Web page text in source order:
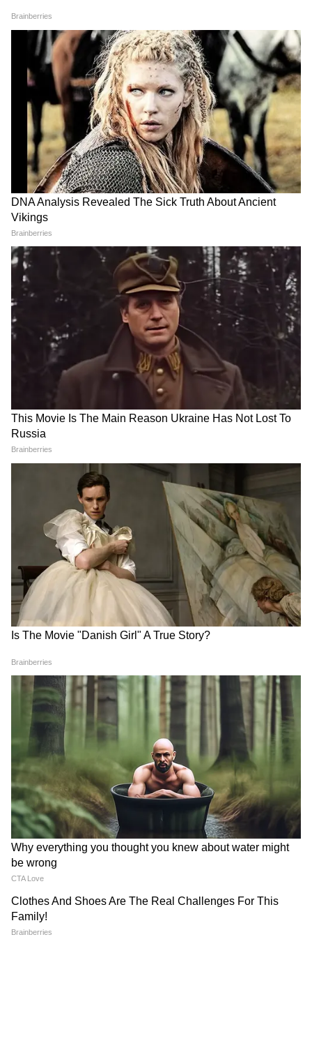
RECOMMENDED STORIES
एक्ट्रेस से रेप केस में 73 साल के
डायरेक्टर शकील नूरानी अरेस्ट, FIR
में चौंकाने वाले आरोप
इवेंट में पोज दे रही थी ये एक्ट्रेस,
Dhamaal 4 के 30 दिन, शनिवार
‘प्यार दोस्ती है…’, सारा तेंदुलकर ने
बताया कैसा होना चाहिए उनका
फ्यूचर पार्टनर
LATEST VIDEOS
'राष्ट्रपति पुलिस कलर' पुरस्कार समारोह में पहुंचे
Amit Shah , नजारा ऐसा की नहीं हटेंगी निगाहें
Rahul Gandhi Prayagraj Speech:
Chhatron Ki Goonj में ऐसा क्या बोले राहुल,
हो गया वायरल